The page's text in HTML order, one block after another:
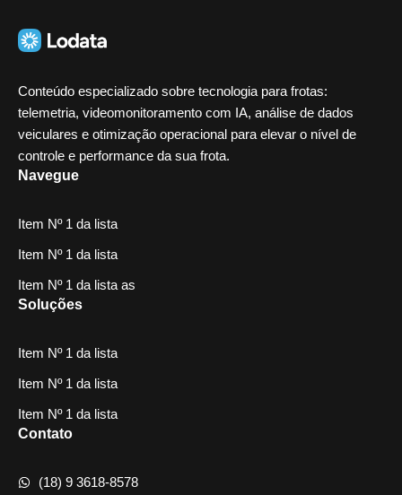
Conteúdo especializado sobre tecnologia para frotas:
telemetria, videomonitoramento com IA, análise de dados
veiculares e otimização operacional para elevar o nível de
controle e performance da sua frota.
Navegue
Item Nº 1 da lista
Item Nº 1 da lista
Item Nº 1 da lista as
Soluções
Item Nº 1 da lista
Item Nº 1 da lista
Item Nº 1 da lista
Contato
(18) 9 3618-8578